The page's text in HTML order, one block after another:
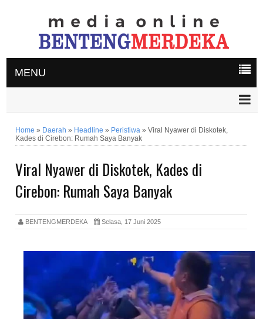
MENU
Home » Daerah » Headline » Peristiwa »Viral Nyawer di Diskotek,
Kades di Cirebon: Rumah Saya Banyak
Viral Nyawer di Diskotek, Kades di
Cirebon: Rumah Saya Banyak
BENTENGMERDEKA Selasa, 17 Juni 2025